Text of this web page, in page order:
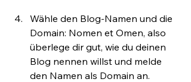
Wähle den Blog-Namen und die
Domain: Nomen et Omen, also
überlege dir gut, wie du deinen
Blog nennen willst und melde
den Namen als Domain an.